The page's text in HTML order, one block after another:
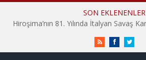
SON EKLENENLER
RSS FacebookTwitter